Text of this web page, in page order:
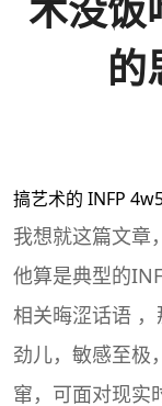
的
搞艺术的 INFP
我想就这篇文章
他算是典型的
相关晦涩话语
劲儿，敏感至极
窜，可面对现实